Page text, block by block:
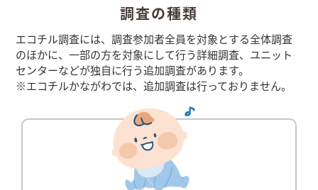
調査の種類
エコチル調査には、調査参加者全員を対象とする全体調査
のほかに、一部の方を対象にして行う詳細調査、ユニット
センターなどが独自に行う追加調査があります。
※エコチルかながわでは、追加調査は行っておりません。